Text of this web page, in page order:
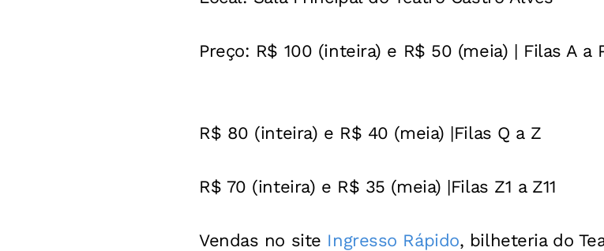
Preço: R$ 100 (inteira) e R$ 50 (meia) | Filas A a
R$ 80 (inteira) e R$ 40 (meia) |Filas Q a Z
R$ 70 (inteira) e R$ 35 (meia) |Filas Z1 a Z11
Vendas no site Ingresso Rápido, bilheteria do